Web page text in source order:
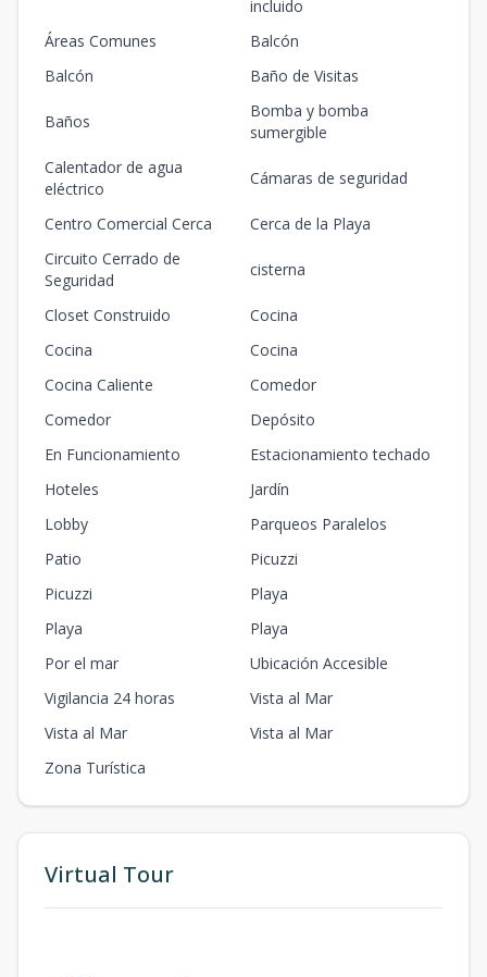
incluido
Áreas Comunes
Balcón
Balcón
Baño de Visitas
Baños
Bomba y bomba
sumergible
Calentador de agua
eléctrico
Cámaras de seguridad
Centro Comercial Cerca
Cerca de la Playa
Circuito Cerrado de
Seguridad
cisterna
Closet Construido
Cocina
Cocina
Cocina
Cocina Caliente
Comedor
Comedor
Depósito
En Funcionamiento
Estacionamiento techado
Hoteles
Jardín
Lobby
Parqueos Paralelos
Patio
Picuzzi
Picuzzi
Playa
Playa
Playa
Por el mar
Ubicación Accesible
Vigilancia 24 horas
Vista al Mar
Vista al Mar
Vista al Mar
Zona Turística
Virtual Tour